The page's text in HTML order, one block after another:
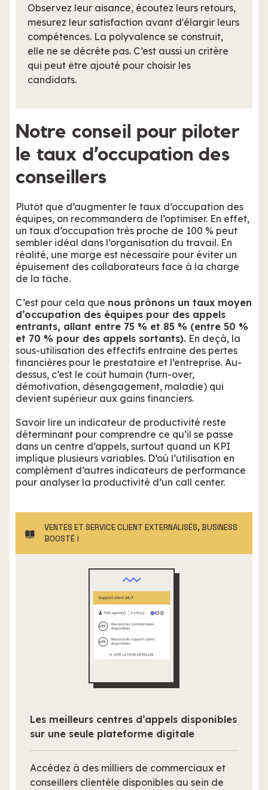
Observez leur aisance, écoutez leurs retours,
mesurez leur satisfaction avant d'élargir leurs
compétences. La polyvalence se construit,
elle ne se décrète pas. C’est aussi un critère
qui peut être ajouté pour choisir les
candidats.
Notre conseil pour piloter
le taux d’occupation des
conseillers
Plutôt que d’augmenter le taux d’occupation des
équipes, on recommandera de l’optimiser. En effet,
un taux d’occupation très proche de 100 % peut
sembler idéal dans l’organisation du travail. En
réalité, une marge est nécessaire pour éviter un
épuisement des collaborateurs face à la charge
de la tâche.
C’est pour cela que nous prônons un taux moyen
d’occupation des équipes pour des appels
entrants, allant entre 75 % et 85 % (entre 50 %
et 70 % pour des appels sortants). En deçà, la
sous-utilisation des effectifs entraîne des pertes
financières pour le prestataire et l’entreprise. Au-
dessus, c’est le coût humain (turn-over,
démotivation, désengagement, maladie) qui
devient supérieur aux gains financiers.
Savoir lire un indicateur de productivité reste
déterminant pour comprendre ce qu’il se passe
dans un centre d’appels, surtout quand un KPI
implique plusieurs variables. D’où l’utilisation en
complément d’autres indicateurs de performance
pour analyser la productivité d’un call center.
VENTES ET SERVICE CLIENT EXTERNALISÉS, BUSINESS
BOOSTÉ !
Les meilleurs centres d’appels disponibles
sur une seule plateforme digitale
Accédez à des milliers de commerciaux et
conseillers clientèle disponibles au sein de